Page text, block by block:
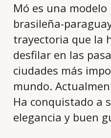
Mó es una
brasileña-
trayectoria que la
desfilar en las
ciudades más
mundo.
Ha conquistado a
elegancia y buen